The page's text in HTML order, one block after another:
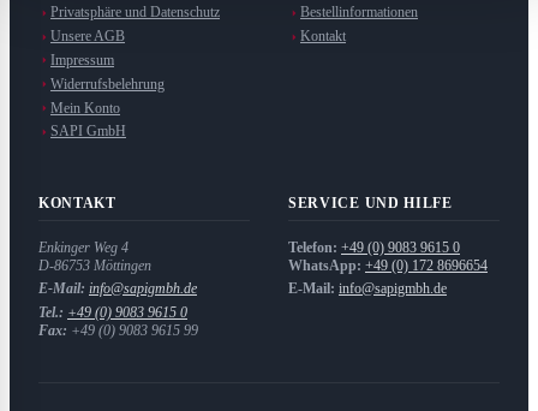
Privatsphäre und Datenschutz
Unsere AGB
Impressum
Widerrufsbelehrung
Mein Konto
SAPI GmbH
Bestellinformationen
Kontakt
KONTAKT
Enkinger Weg 4
D-86753 Möttingen
E-Mail: info@sapigmbh.de
Tel.: +49 (0) 9083 9615 0
Fax: +49 (0) 9083 9615 99
SERVICE UND HILFE
Telefon: +49 (0) 9083 9615 0
WhatsApp: +49 (0) 172 8696654
E-Mail: info@sapigmbh.de